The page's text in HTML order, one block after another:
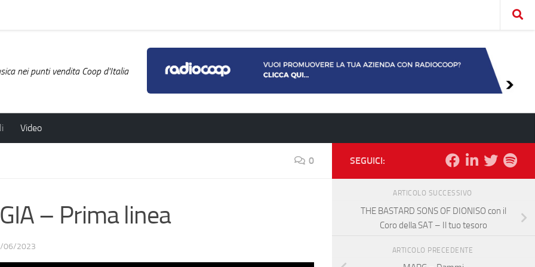
nei punti vendita Coop d'Italia
Video
0
– Prima linea
06/2023
SEGUICI:
ARTICOLO SUCCESSIVO
THE BASTARD SONS OF DIONISO con il
Coro della SAT – Il tuo tesoro
ARTICOLO PRECEDENTE